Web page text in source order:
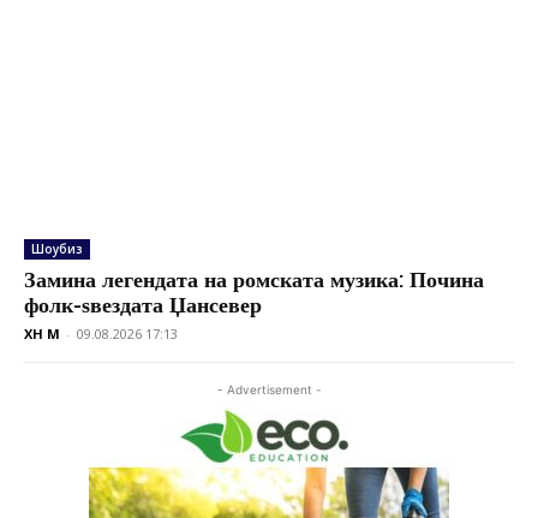
Шоубиз
Замина легендата на ромската музика: Почина
фолк-ѕвездата Џансевер
XH M - 09.08.2026 17:13
- Advertisement -